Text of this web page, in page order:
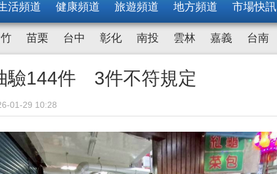
活頻道 健康頻道 旅遊頻道 地方頻道 市場快訊
苗栗 台中 彰化 南投 雲林 嘉義 台南
驗144件 3件不符規定
01-29 10:28